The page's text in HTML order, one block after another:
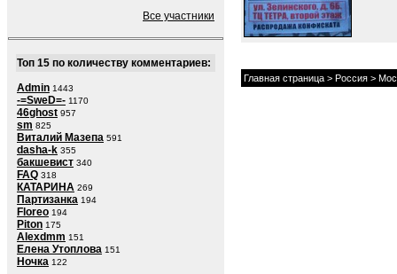
Все участники
Топ 15 по количеству комментариев:
Admin 1443
-=SweD=- 1170
46ghost 957
sm 825
Виталий Мазепа 591
dasha-k 355
бакшевист 340
FAQ 318
КАТАРИНА 269
Партизанка 194
Floreo 194
Piton 175
Alexdmm 151
Елена Утоплова 151
Ночка 122
Главная страница > Россия >